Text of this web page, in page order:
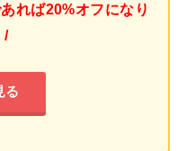
れば20%オフになり
/
る